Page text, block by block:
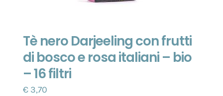
Tè nero Darjeeling con frutti
di bosco e rosa italiani – bio
– 16 filtri
€ 3,70